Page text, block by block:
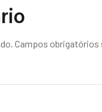
Campos obrigatórios